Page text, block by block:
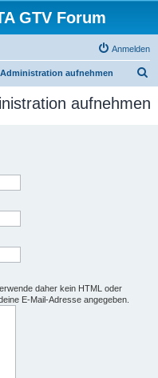
GTV Forum
Anmelden
aufnehmen
c
aufnehmen
daher kein HTML oder
E-Mail-Adresse angegeben.